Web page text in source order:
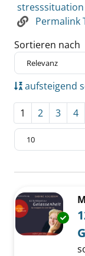
stresssituation
Permalink
Sortieren nach
aufsteigend
1 2 3 4
Zu den